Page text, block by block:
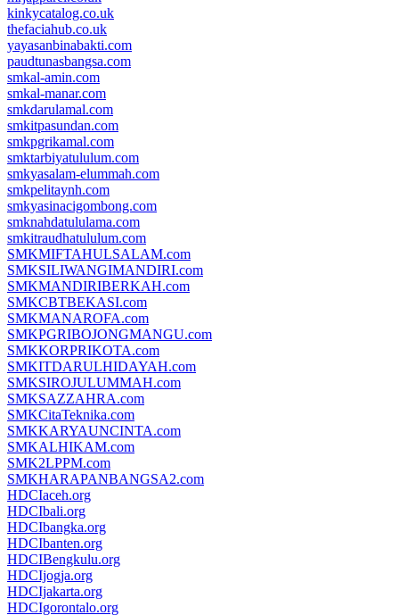
kinkycatalog.co.uk
thefaciahub.co.uk
yayasanbinabakti.com
paudtunasbangsa.com
smkal-amin.com
smkal-manar.com
smkdarulamal.com
smkitpasundan.com
smkpgrikamal.com
smktarbiyatululum.com
smkyasalam-elummah.com
smkpelitaynh.com
smkyasinacigombong.com
smknahdatululama.com
smkitraudhatululum.com
SMKMIFTAHULSALAM.com
SMKSILIWANGIMANDIRI.com
SMKMANDIRIBERKAH.com
SMKCBTBEKASI.com
SMKMANAROFA.com
SMKPGRIBOJONGMANGU.com
SMKKORPRIKOTA.com
SMKITDARULHIDAYAH.com
SMKSIROJULUMMAH.com
SMKSAZZAHRA.com
SMKCitaTeknika.com
SMKKARYAUNCINTA.com
SMKALHIKAM.com
SMK2LPPM.com
SMKHARAPANBANGSA2.com
HDCIaceh.org
HDCIbali.org
HDCIbangka.org
HDCIbanten.org
HDCIBengkulu.org
HDCIjogja.org
HDCIjakarta.org
HDCIgorontalo.org